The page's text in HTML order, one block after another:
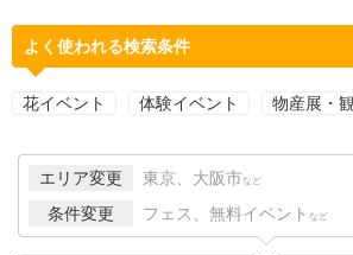
よく使われる検索条件
花イベント 体験イベント 物産展・
エリア変更 東京、大阪市 など
条件変更 フェス、無料イベント など